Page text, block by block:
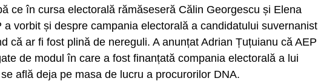
ce în cursa electorală rămăseseră Călin Georgescu și Elena
a vorbit și despre campania electorală a candidatului suvernanist
că ar fi fost plină de nereguli. A anunțat Adrian Țuțuianu că AEP
de modul în care a fost finanțată compania electorală a lui
află deja pe masa de lucru a procurorilor DNA.